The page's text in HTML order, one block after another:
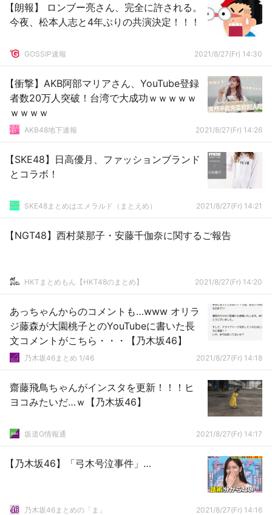
【朗報】 ロンブー亮さん、完全に許される。
今夜、松本人志と4年ぶりの共演決定！！！
GOSSIP速報 2021/8/27(Fr) 14:30
【衝撃】AKB阿部マリアさん、YouTube登録
者数20万人突破！台湾で大成功ｗｗｗｗｗ
ｗｗｗｗ
AKB48地下速報 2021/8/27(Fr) 14:26
【SKE48】日高優月、ファッションブランド
とコラボ！
SKE48まとめはエメラルド（まとえめ） 2021/8/27(Fr) 14:21
【NGT48】西村菜那子・安藤千伽奈に関するご報告
HKTまとめもん【HKT48のまとめ】 2021/8/27(Fr) 14:20
あっちゃんからのコメントも…www オリラ
ジ藤森が大園桃子とのYouTubeに書いた長
文コメントがこちら・・・【乃木坂46】
乃木坂46まとめ 1/46 2021/8/27(Fr) 14:18
齋藤飛鳥ちゃんがインスタを更新！！！ヒ
ヨコみたいだ…ｗ【乃木坂46】
坂道G情報通 2021/8/27(Fr) 14:17
【乃木坂46】「弓木号泣事件」…
乃木坂46まとめの「ま」 2021/8/27(Fr) 14:16